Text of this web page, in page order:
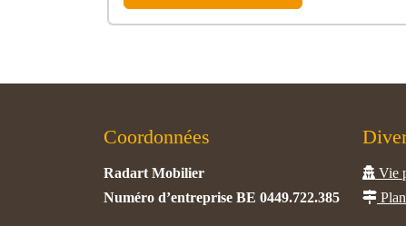
Coordonnées
Radart Mobilier
Numéro d’entreprise BE 0449.722.385
Vie